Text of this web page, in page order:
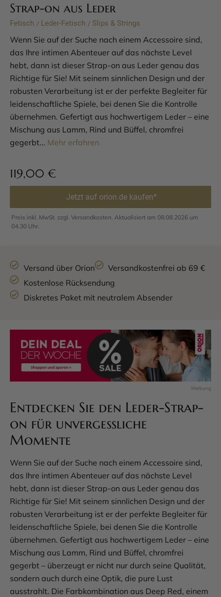
Strap-on aus Leder
Fetisch / Leder-Fetisch / Slips & Strings
Wenn Sie auf der Suche nach einem Accessoire sind,
das Ihre intimen Abenteuer auf das nächste Level
hebt, dann ist dieser Strap-on aus Leder genau das
Richtige für Sie! Mit seinem sinnlichen Design und der
robusten Verarbeitung ist er der perfekte Begleiter für
leidenschaftliche Spiele, bei denen Sie die Kontrolle
übernehmen. Gefertigt aus hochwertigem Leder – eine
Mischung aus Lamm, Rind und Büffel, chromfrei
gegerbt... Mehr erfahren
119,00 €
Jetzt auf orion.de kaufen*
Preis inkl. MwSt. zzgl. Versandkosten. Aktualisiert am 08.08.2026 um
04.30 Uhr.
Versand über Orion
Versandkostenfrei ab 69 €
Kostenlose Rücksendung
Diskretes Paket mit neutralem Absender
Entdecken Sie den Leder-Strap-
on für unvergessliche
Momente
Wenn Sie auf der Suche nach einem Accessoire sind,
das Ihre intimen Abenteuer auf das nächste Level
hebt, dann ist dieser Strap-on aus Leder genau das
Richtige für Sie! Mit seinem sinnlichen Design und der
robusten Verarbeitung ist er der perfekte Begleiter für
leidenschaftliche Spiele, bei denen Sie die Kontrolle
übernehmen. Gefertigt aus hochwertigem Leder – eine
Mischung aus Lamm, Rind und Büffel, chromfrei
gegerbt – überzeugt er nicht nur durch seine Qualität,
sondern auch durch eine Optik, die pure Lust
ausstrahlt. Die Farbkombination aus Deep Red, einem